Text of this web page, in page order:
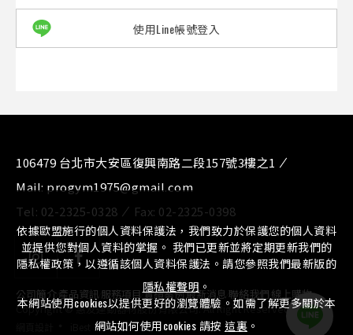
使用Line帳號登入
106479 台北市大安區復興南路二段157號3樓之1
Mail: progym1975@gmail.com
Tel: 02-2325-0328 Fax: 02-2325-0398
公司簡介產品資訊 服務項目⁄實績案例⁄最新消息 聯絡我們 線上購物
Copyright © 惠友運動器材股份有限公司. All Right Reserved.
依據歐盟施行的個人資料保護法，我們致力於保護您的個人資料
並提供您對個人資料的掌握。 我們已更新並將定期更新我們的
隱私權政策，以遵循該個人資料保護法。請您參照我們最新版的
隱私權聲明 。
本網站使用cookies以提供更好的瀏覽體驗。如需了解更多關於本
網站如何使用cookies 請按 這裏 。